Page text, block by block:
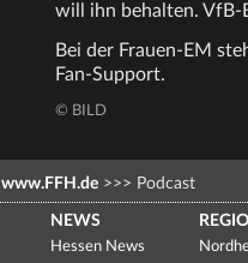
will ihn behalten. VfB-
Bei der Frauen-EM
Fan-Support.
© BILD
www.FFH.de >>> Podcast
NEWS
Hessen News